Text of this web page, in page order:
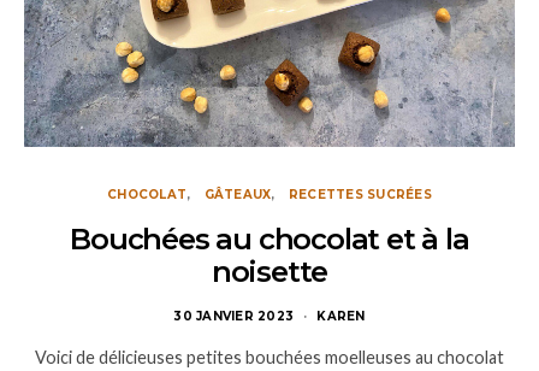
CHOCOLAT GÂTEAUX RECETTES SUCRÉES
Bouchées au chocolat et à la
noisette
30 JANVIER 2023 KAREN
Voici de délicieuses petites bouchées moelleuses au chocolat